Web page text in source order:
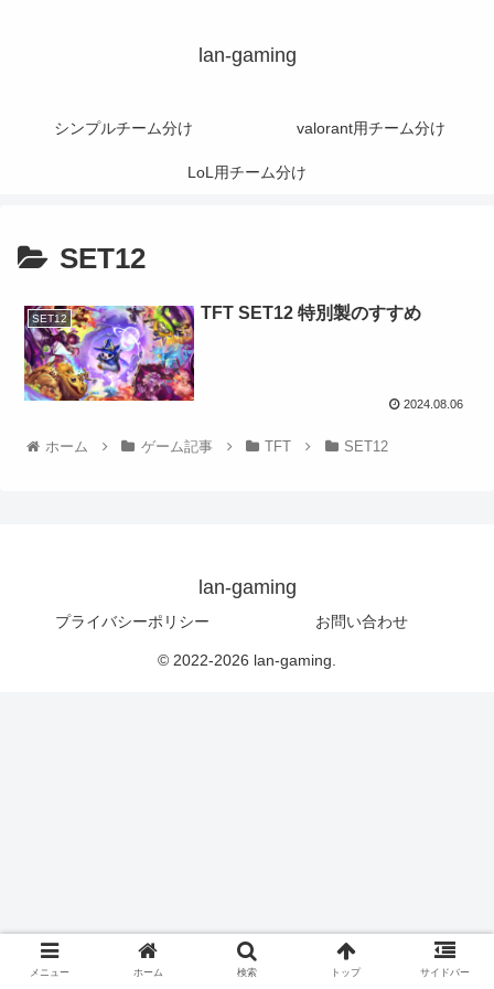
lan-gaming
シンプルチーム分け valorant用チーム分け
LoL用チーム分け
SET12
SET12 TFT SET12 特別製のすすめ
2024.08.06
ホーム ゲーム記事 TFT SET12
lan-gaming
プライバシーポリシー お問い合わせ
© 2022-2026 lan-gaming.
メニュー ホーム 検索 トップ サイドバー